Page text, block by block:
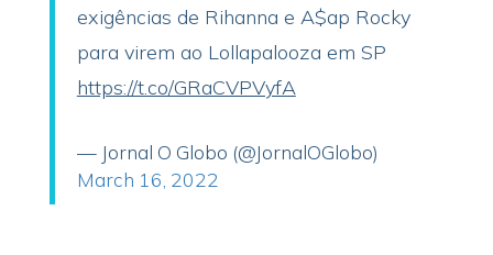
exigências de Rihanna e A$ap Rocky
para virem ao Lollapalooza em SP
https://t.co/GRaCVPVyfA
— Jornal O Globo (@JornalOGlobo)
March 16, 2022